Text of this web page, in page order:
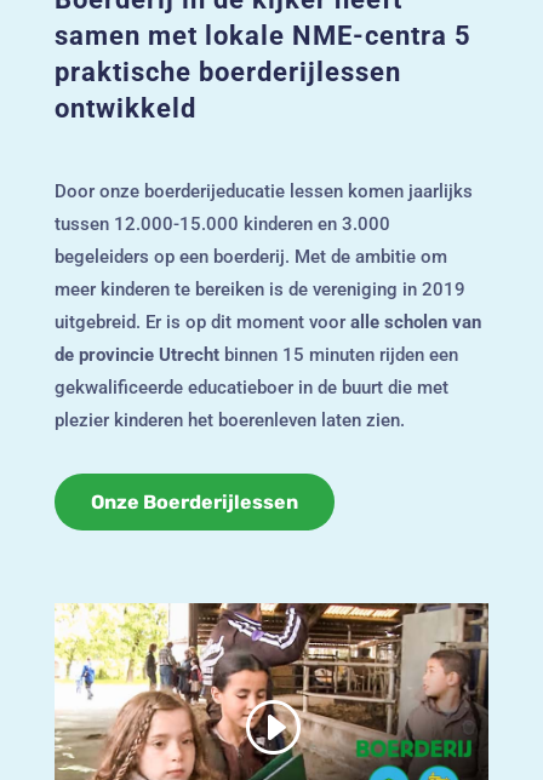
samen met lokale NME-centra 5
praktische boerderijlessen
ontwikkeld
Door onze boerderijeducatie lessen komen jaarlijks
tussen 12.000-15.000 kinderen en 3.000
begeleiders op een boerderij. Met de ambitie om
meer kinderen te bereiken is de vereniging in 2019
uitgebreid. Er is op dit moment voor alle scholen van
de provincie Utrechtbinnen 15 minuten rijden een
gekwalificeerde educatieboer in de buurt die met
plezier kinderen het boerenleven laten zien.
Onze Boerderijlessen